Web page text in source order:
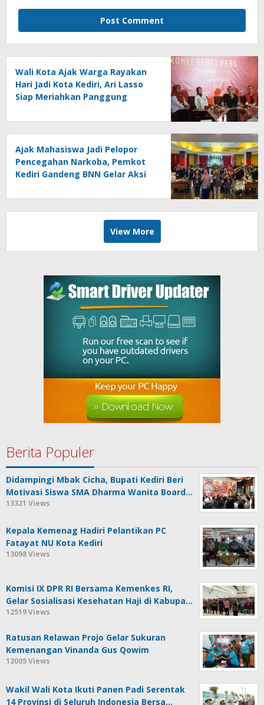
Wali Kota Ajak Warga Rayakan
Hari Jadi Kota Kediri, Ari Lasso
Siap Meriahkan Panggung
Ajak Mahasiswa Jadi Pelopor
Pencegahan Narkoba, Pemkot
Kediri Gandeng BNN Gelar Aksi
View More
Berita Populer
Didampingi Mbak Cicha, Bupati Kediri Beri
Motivasi Siswa SMA Dharma Wanita Board…
13321 Views
Kepala Kemenag Hadiri Pelantikan PC
Fatayat NU Kota Kediri
13098 Views
Komisi IX DPR RI Bersama Kemenkes RI,
Gelar Sosialisasi Kesehatan Haji di Kabupa…
12519 Views
Ratusan Relawan Projo Gelar Sukuran
Kemenangan Vinanda Gus Qowim
12005 Views
Wakil Wali Kota Ikuti Panen Padi Serentak
14 Provinsi di Seluruh Indonesia Bersa…